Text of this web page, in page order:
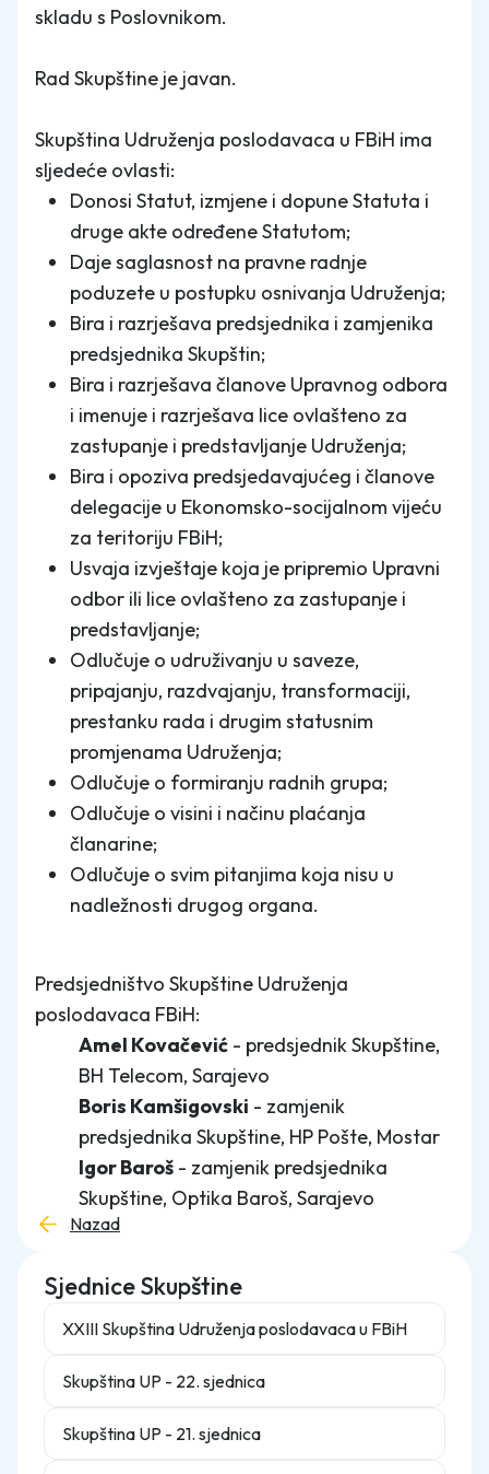
Sjednice Skupštine
XXIII Skupština Udruženja poslodavaca u FBiH
Skupština UP - 22. sjednica
Skupština UP - 21. sjednica
skladu s Poslovnikom.
Rad Skupštine je javan.
Skupština Udruženja poslodavaca u FBiH ima
sljedeće ovlasti:
Donosi Statut, izmjene i dopune Statuta i
druge akte određene Statutom;
Daje saglasnost na pravne radnje
poduzete u postupku osnivanja Udruženja;
Bira i razrješava predsjednika i zamjenika
predsjednika Skupštin;
Bira i razrješava članove Upravnog odbora
i imenuje i razrješava lice ovlašteno za
zastupanje i predstavljanje Udruženja;
Bira i opoziva predsjedavajućeg i članove
delegacije u Ekonomsko-socijalnom vijeću
za teritoriju FBiH;
Usvaja izvještaje koja je pripremio Upravni
odbor ili lice ovlašteno za zastupanje i
predstavljanje;
Odlučuje o udruživanju u saveze,
pripajanju, razdvajanju, transformaciji,
prestanku rada i drugim statusnim
promjenama Udruženja;
Odlučuje o formiranju radnih grupa;
Odlučuje o visini i načinu plaćanja
članarine;
Odlučuje o svim pitanjima koja nisu u
nadležnosti drugog organa.
Predsjedništvo Skupštine Udruženja
poslodavaca FBiH:
Amel Kovačević - predsjednik Skupštine,
BH Telecom, Sarajevo
Boris Kamšigovski - zamjenik
predsjednika Skupštine, HP Pošte, Mostar
Igor Baroš - zamjenik predsjednika
Skupštine, Optika Baroš, Sarajevo
Nazad